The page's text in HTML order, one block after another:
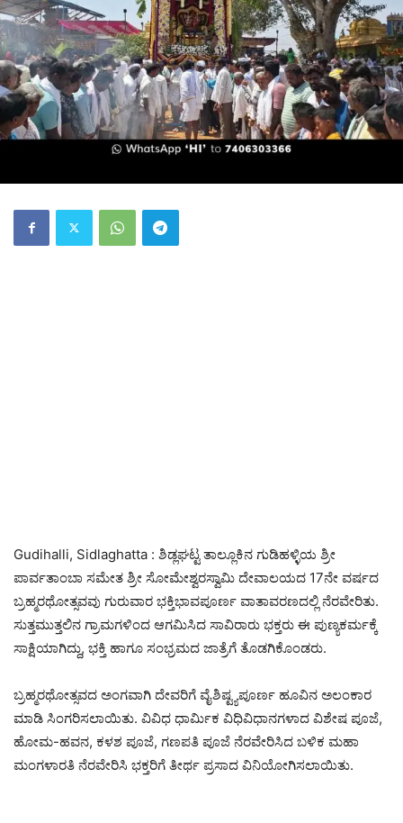
Gudihalli, Sidlaghatta : ಶಿಡ್ಲಘಟ್ಟ ತಾಲ್ಲೂಕಿನ ಗುಡಿಹಳ್ಳಿಯ ಶ್ರೀ
ಪಾರ್ವತಾಂಬಾ ಸಮೇತ ಶ್ರೀ ಸೋಮೇಶ್ವರಸ್ವಾಮಿ ದೇವಾಲಯದ 17ನೇ ವರ್ಷದ
ಬ್ರಹ್ಮರಥೋತ್ಸವವು ಗುರುವಾರ ಭಕ್ತಿಭಾವಪೂರ್ಣ ವಾತಾವರಣದಲ್ಲಿ ನೆರವೇರಿತು.
ಸುತ್ತಮುತ್ತಲಿನ ಗ್ರಾಮಗಳಿಂದ ಆಗಮಿಸಿದ ಸಾವಿರಾರು ಭಕ್ತರು ಈ ಪುಣ್ಯಕರ್ಮಕ್ಕೆ
ಸಾಕ್ಷಿಯಾಗಿದ್ದು, ಭಕ್ತಿ ಹಾಗೂ ಸಂಭ್ರಮದ ಜಾತ್ರೆಗೆ ತೊಡಗಿಕೊಂಡರು.
ಬ್ರಹ್ಮರಥೋತ್ಸವದ ಅಂಗವಾಗಿ ದೇವರಿಗೆ ವೈಶಿಷ್ಟ್ಯಪೂರ್ಣ ಹೂವಿನ ಅಲಂಕಾರ
ಮಾಡಿ ಸಿಂಗರಿಸಲಾಯಿತು. ವಿವಿಧ ಧಾರ್ಮಿಕ ವಿಧಿವಿಧಾನಗಳಾದ ವಿಶೇಷ ಪೂಜೆ,
ಹೋಮ-ಹವನ, ಕಳಶ ಪೂಜೆ, ಗಣಪತಿ ಪೂಜೆ ನೆರವೇರಿಸಿದ ಬಳಿಕ ಮಹಾ
ಮಂಗಳಾರತಿ ನೆರವೇರಿಸಿ ಭಕ್ತರಿಗೆ ತೀರ್ಥ ಪ್ರಸಾದ ವಿನಿಯೋಗಿಸಲಾಯಿತು.